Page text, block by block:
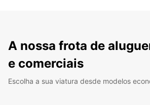
A nossa frota de
e comerciais
Escolha a sua viatura desde modelos